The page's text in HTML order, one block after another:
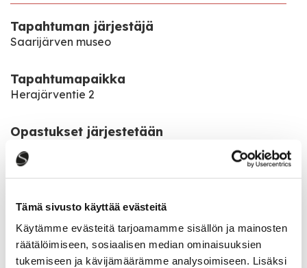
Tämä sivusto käyttää evästeitä
Käytämme evästeitä tarjoamamme sisällön ja mainosten
räätälöimiseen, sosiaalisen median ominaisuuksien
tukemiseen ja kävijämäärämme analysoimiseen. Lisäksi
Tapahtuman järjestäjä
Saarijärven museo
Tapahtumapaikka
Herajärventie 2
Opastukset järjestetään
Jaa tapahtuma: